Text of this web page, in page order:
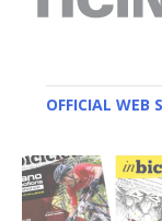
OFFICIAL WEB